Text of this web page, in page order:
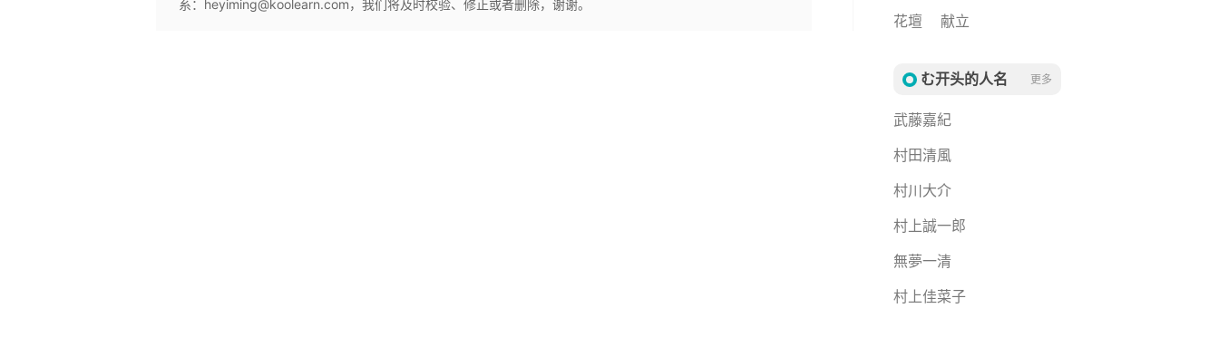
系：heyiming@koolearn.com，我们将及时校验、修正或者删除，谢谢。
花壇
献立
む开头的人名 更多
武藤嘉紀
村田清風
村川大介
村上誠一郎
無夢一清
村上佳菜子